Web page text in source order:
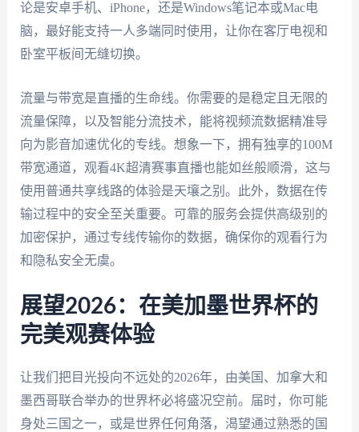
论是安卓手机、iPhone，还是Windows笔记本或Mac电
脑，最好能支持一人多端同时使用，让你在客厅电视和
卧室平板间无缝切换。
流量与带宽是直播的生命线。你需要的是稳定且无限的
流量保障，以及智能分流技术，能将视频流数据精准导
向为影音加速优化的专线。想象一下，拥有独享的100M
带宽通道，观看4K超清赛事直播也能如丝般顺滑，这与
使用普通共享线路的体验是天壤之别。此外，数据在传
输过程中的安全至关重要。可靠的服务会提供高级别的
加密保护，通过专线传输你的数据，确保你的观看行为
和隐私安全无虞。
展望2026：在美加墨世界杯的
完美观赛体验
让我们把目光投向不远处的2026年，由美国、加拿大和
墨西哥联合举办的世界杯必将盛况空前。届时，你可能
身处三国之一，或是世界任何角落，渴望通过熟悉的国